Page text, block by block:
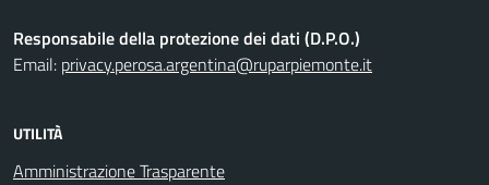
Responsabile della protezione dei dati (D.P.O.)
Email: privacy.perosa.argentina@ruparpiemonte.it
UTILITÀ
Amministrazione Trasparente